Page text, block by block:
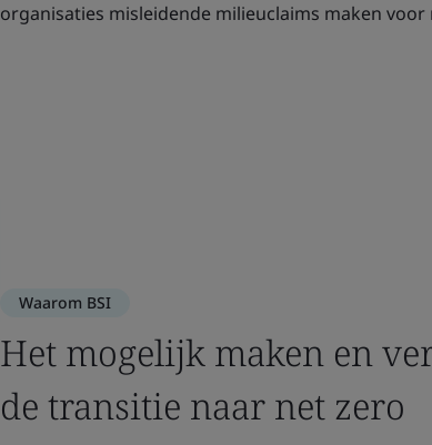
organisaties misleidende milieuclaims maken
Waarom BSI
Het mogelijk maken en
de transitie naar net zero